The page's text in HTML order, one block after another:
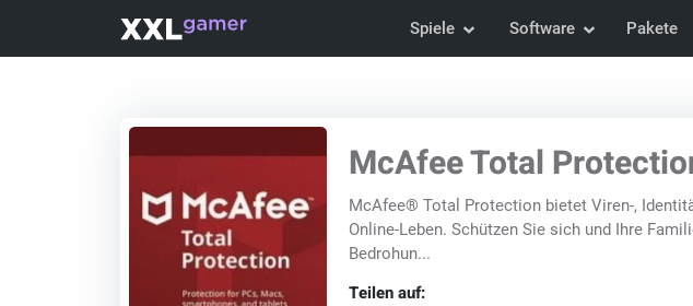
Spiele Software Pakete
McAfee Total
McAfee® Total Protection bietet Viren-,
Online-Leben. Schützen Sie sich und Ihre
Bedrohun...
Teilen auf: